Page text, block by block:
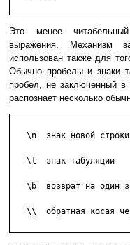
Это менее
выражения. Механизм
использован также для
Обычно пробелы и знаки
пробел, не заключенный
распознает несколько
   \n  знак новой строки
   \t  знак табуляции
\b  возврат на один
\\  обратная косая